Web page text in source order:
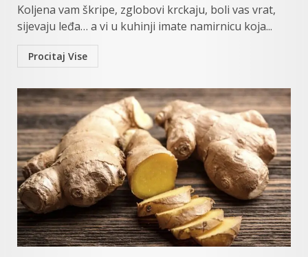
Koljena vam škripe, zglobovi krckaju, boli vas vrat,
sijevaju leđa… a vi u kuhinji imate namirnicu koja...
Procitaj Vise